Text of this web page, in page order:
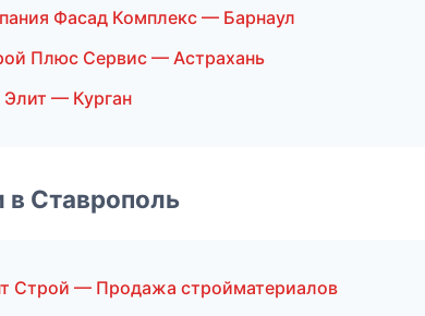
Фасад Комплекс — Барнаул
Плюс Сервис — Астрахань
— Курган
в Ставрополь
Строй — Продажа стройматериалов